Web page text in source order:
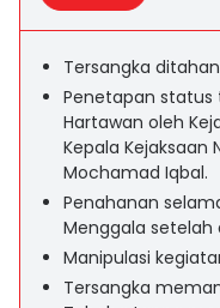
Tersangka
Penetapan status
Hartawan oleh
Kepala Kejaksaan
Mochamad Iqbal.
Penahanan
Menggala setelah
Manipulasi
Tersangka